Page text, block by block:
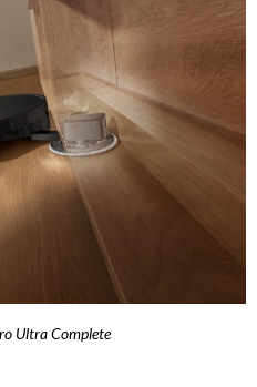
Ultra Complete